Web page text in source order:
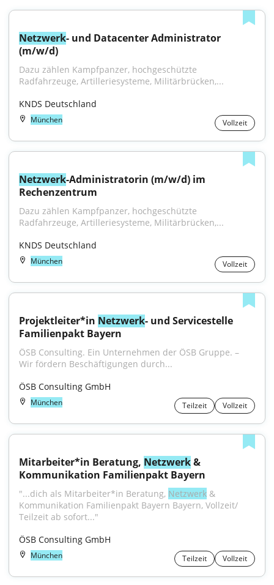
Netzwerk- und Datacenter Administrator
(m/w/d)
Dazu zählen Kampfpanzer, hochgeschützte
Radfahrzeuge, Artilleriesysteme, Militärbrücken,...
KNDS Deutschland
München Vollzeit
Netzwerk-Administratorin (m/w/d) im
Rechenzentrum
Dazu zählen Kampfpanzer, hochgeschützte
Radfahrzeuge, Artilleriesysteme, Militärbrücken,...
KNDS Deutschland
München Vollzeit
Projektleiter*in Netzwerk- und Servicestelle
Familienpakt Bayern
ÖSB Consulting. Ein Unternehmen der ÖSB Gruppe. –
Wir fördern Beschäftigungen durch...
ÖSB Consulting GmbH
München Teilzeit Vollzeit
Mitarbeiter*in Beratung, Netzwerk &
Kommunikation Familienpakt Bayern
"...dich als Mitarbeiter*in Beratung, Netzwerk &
Kommunikation Familienpakt Bayern Bayern, Vollzeit/
Teilzeit ab sofort..."
ÖSB Consulting GmbH
München Teilzeit Vollzeit